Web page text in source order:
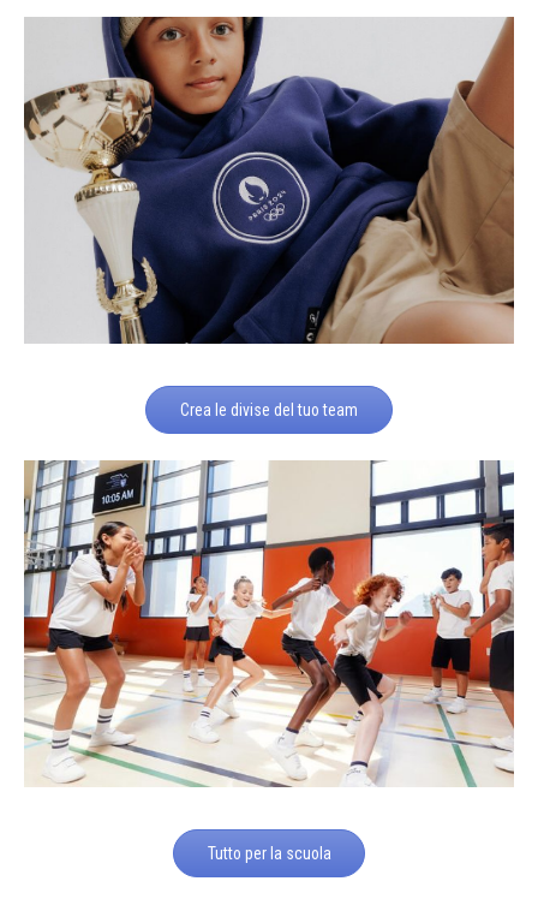
Crea le divise del tuo team
Tutto per la scuola